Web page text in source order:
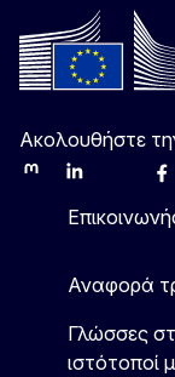
Ακολουθήστε
MastodonLinkedInBluesky
Αναφορά
Γλώσσες
ιστότοποί